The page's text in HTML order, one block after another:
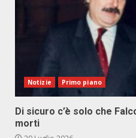
Notizie Primo piano
Di sicuro c’è solo che
morti